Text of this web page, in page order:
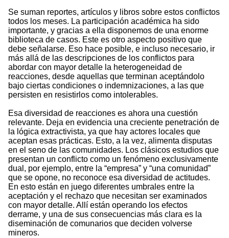
Se suman reportes, artículos y libros sobre estos conflictos
todos los meses. La participación académica ha sido
importante, y gracias a ella disponemos de una enorme
biblioteca de casos. Este es otro aspecto positivo que
debe señalarse. Eso hace posible, e incluso necesario, ir
más allá de las descripciones de los conflictos para
abordar con mayor detalle la heterogeneidad de
reacciones, desde aquellas que terminan aceptándolo
bajo ciertas condiciones o indemnizaciones, a las que
persisten en resistirlos como intolerables.
Esa diversidad de reacciones es ahora una cuestión
relevante. Deja en evidencia una creciente penetración de
la lógica extractivista, ya que hay actores locales que
aceptan esas prácticas. Esto, a la vez, alimenta disputas
en el seno de las comunidades. Los clásicos estudios que
presentan un conflicto como un fenómeno exclusivamente
dual, por ejemplo, entre la “empresa” y “una comunidad”
que se opone, no reconoce esa diversidad de actitudes.
En esto están en juego diferentes umbrales entre la
aceptación y el rechazo que necesitan ser examinados
con mayor detalle. Allí están operando los efectos
derrame, y una de sus consecuencias más clara es la
diseminación de comunarios que deciden volverse
mineros.